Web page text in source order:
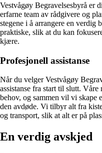
Vestvågøy Begravelsesbyrå er
erfarne team av rådgivere og
stegene i å arrangere en verdig
praktiske, slik at du kan
kjære.
Profesjonell assistanse
Når du velger Vestvågøy
assistanse fra start til slutt.
behov, og sammen vil vi skape
den avdøde. Vi tilbyr alt fra
og transport, slik at alt er på
En verdig avskjed